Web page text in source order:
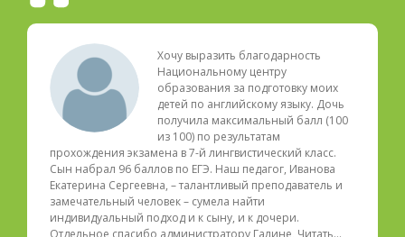
Хочу выразить благодарность
Национальному центру
образования за подготовку моих
детей по английскому языку. Дочь
получила максимальный балл (100
из 100) по результатам
прохождения экзамена в 7-й лингвистический класс.
Сын набрал 96 баллов по ЕГЭ. Наш педагог, Иванова
Екатерина Сергеевна, – талантливый преподаватель и
замечательный человек – сумела найти
индивидуальный подход и к сыну, и к дочери.